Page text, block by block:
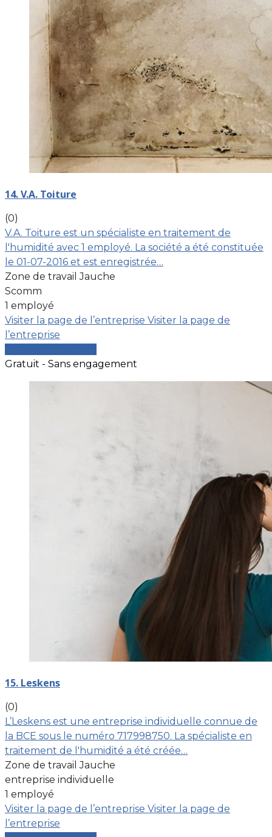
14. V.A. Toiture
(0)
V.A. Toiture est un spécialiste en traitement de
l'humidité avec 1 employé. La société a été constituée
le 01-07-2016 et est enregistrée…
Zone de travail Jauche
Scomm
1 employé
Visiter la page de l’entreprise Visiter la page de
l’entreprise
Gratuit - Sans engagement
15. Leskens
(0)
L’Leskens est une entreprise individuelle connue de
la BCE sous le numéro 717998750. La spécialiste en
traitement de l'humidité a été créée…
Zone de travail Jauche
entreprise individuelle
1 employé
Visiter la page de l’entreprise Visiter la page de
l’entreprise